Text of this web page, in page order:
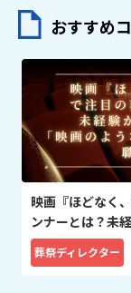
おすすめ
映画『ほどなく
ンナーとは？未
葬祭ディレクター